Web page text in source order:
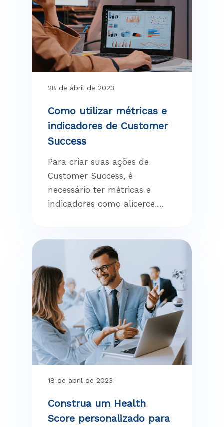
28 de abril de 2023
Como utilizar métricas e
indicadores de Customer
Success
Para criar suas ações de
Customer Success, é
necessário ter métricas e
indicadores como alicerce.…
18 de abril de 2023
Construa um Health
Score personalizado para